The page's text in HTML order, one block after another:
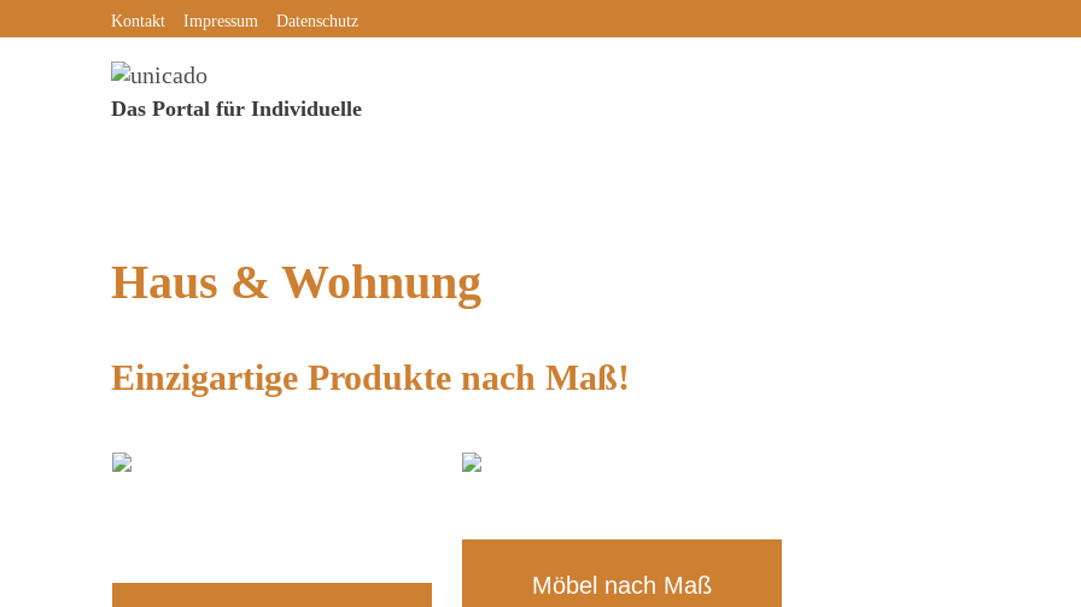
to
Kontakt Impressum Datenschutz
Das Portal für Individuelle
Haus & Wohnung
Einzigartige Produkte nach Maß!
Möbel nach Maß